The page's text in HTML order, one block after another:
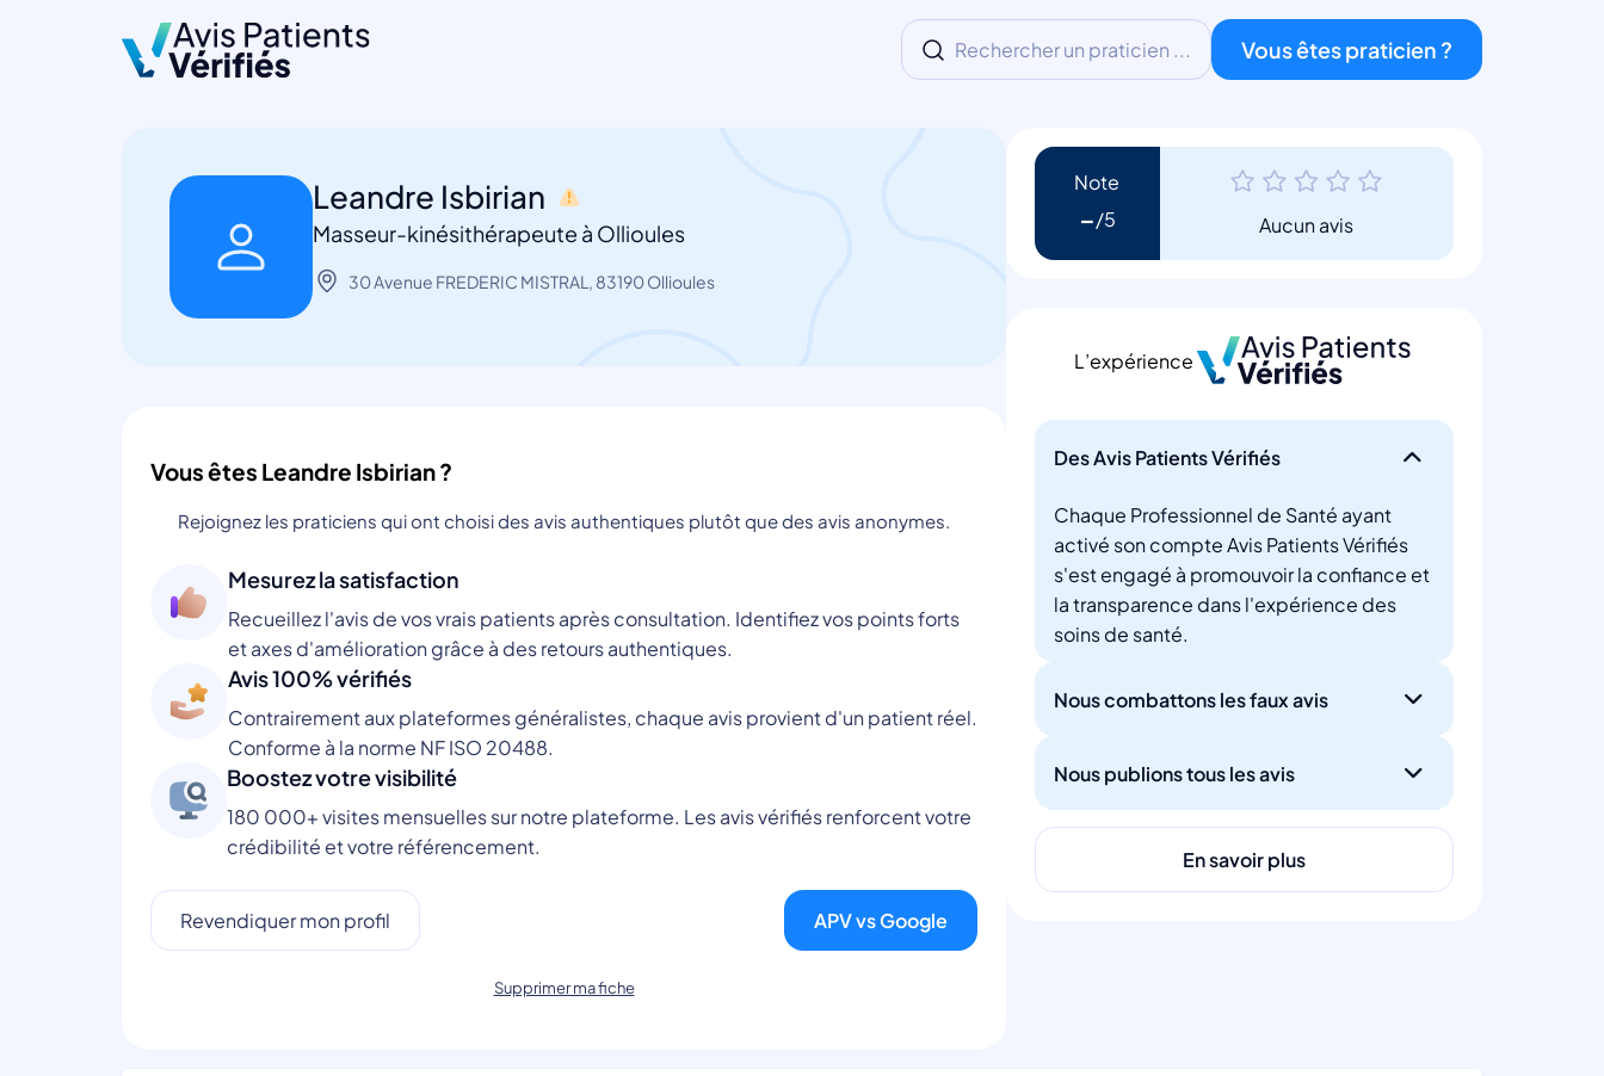
Rechercher un praticien ... Vous êtes praticien ?
Leandre Isbirian
Masseur-kinésithérapeute à Ollioules
30 Avenue FREDERIC MISTRAL, 83190 Ollioules
Vous êtes Leandre Isbirian ?
Rejoignez les praticiens qui ont choisi des avis authentiques plutôt que des avis anonymes.
Mesurez la satisfaction
Recueillez l'avis de vos vrais patients après consultation. Identifiez vos points forts
et axes d'amélioration grâce à des retours authentiques.
Avis 100% vérifiés
Contrairement aux plateformes généralistes, chaque avis provient d'un patient réel.
Conforme à la norme NF ISO 20488.
Boostez votre visibilité
180 000+ visites mensuelles sur notre plateforme. Les avis vérifiés renforcent votre
crédibilité et votre référencement.
Revendiquer mon profil APV vs Google
Supprimer ma fiche
Note
- Aucun avis
L’expérience
Des Avis Patients Vérifiés
Chaque Professionnel de Santé ayant
activé son compte Avis Patients Vérifiés
s'est engagé à promouvoir la confiance et
la transparence dans l'expérience des
soins de santé.
Nous combattons les faux avis
Nous publions tous les avis
En savoir plus